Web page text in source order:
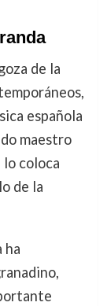
de la
española
maestro
lo coloca
de la
ha